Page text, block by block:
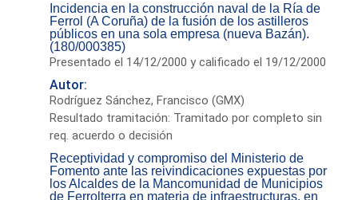
Incidencia en la construcción naval de la Ría de
Ferrol (A Coruña) de la fusión de los astilleros
públicos en una sola empresa (nueva Bazán).
(180/000385)
Presentado el 14/12/2000 y calificado el 19/12/2000
Autor:
Rodríguez Sánchez, Francisco (GMX)
Resultado tramitación: Tramitado por completo sin
req. acuerdo o decisión
Receptividad y compromiso del Ministerio de
Fomento ante las reivindicaciones expuestas por
los Alcaldes de la Mancomunidad de Municipios
de Ferrolterra en materia de infraestructuras, en